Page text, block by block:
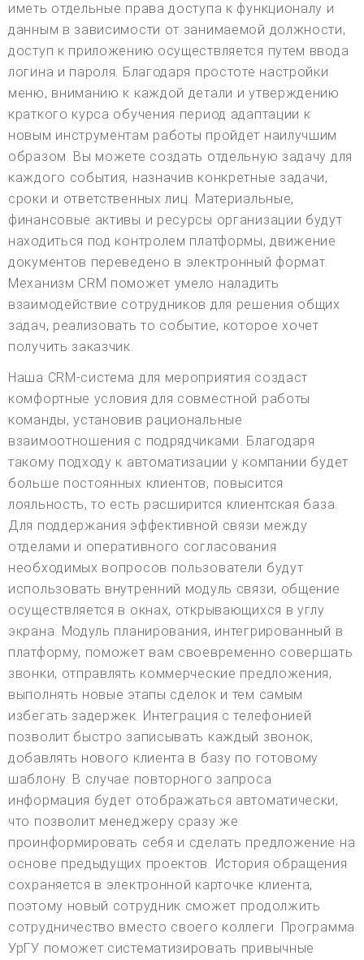
иметь отдельные права доступа к функционалу и
данным в зависимости от занимаемой должности,
доступ к приложению осуществляется путем ввода
логина и пароля. Благодаря простоте настройки
меню, вниманию к каждой детали и утверждению
краткого курса обучения период адаптации к
новым инструментам работы пройдет наилучшим
образом. Вы можете создать отдельную задачу для
каждого события, назначив конкретные задачи,
сроки и ответственных лиц. Материальные,
финансовые активы и ресурсы организации будут
находиться под контролем платформы, движение
документов переведено в электронный формат.
Механизм CRM поможет умело наладить
взаимодействие сотрудников для решения общих
задач, реализовать то событие, которое хочет
получить заказчик.
Наша CRM-система для мероприятия создаст
комфортные условия для совместной работы
команды, установив рациональные
взаимоотношения с подрядчиками. Благодаря
такому подходу к автоматизации у компании будет
больше постоянных клиентов, повысится
лояльность, то есть расширится клиентская база.
Для поддержания эффективной связи между
отделами и оперативного согласования
необходимых вопросов пользователи будут
использовать внутренний модуль связи, общение
осуществляется в окнах, открывающихся в углу
экрана. Модуль планирования, интегрированный в
платформу, поможет вам своевременно совершать
звонки, отправлять коммерческие предложения,
выполнять новые этапы сделок и тем самым
избегать задержек. Интеграция с телефонией
позволит быстро записывать каждый звонок,
добавлять нового клиента в базу по готовому
шаблону. В случае повторного запроса
информация будет отображаться автоматически,
что позволит менеджеру сразу же
проинформировать себя и сделать предложение на
основе предыдущих проектов. История обращения
сохраняется в электронной карточке клиента,
поэтому новый сотрудник сможет продолжить
сотрудничество вместо своего коллеги. Программа
УрГУ поможет систематизировать привычные